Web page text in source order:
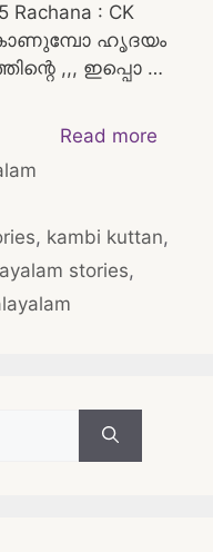
Rachana : CK
കാണുമ്പോ ഹൃദയം
,,, ഇപ്പൊ …
Read more
, kambi kuttan,
stories,